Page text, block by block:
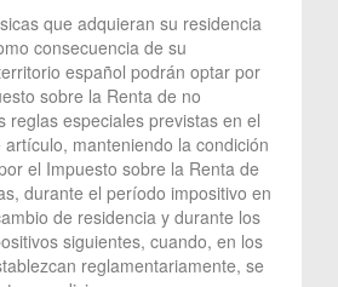
que adquieran su residencia
consecuencia de su
español podrán optar por
sobre la Renta de no
reglas especiales previstas en el
manteniendo la condición
el Impuesto sobre la Renta de
durante el período impositivo en
de residencia y durante los
siguientes, cuando, en los
reglamentariamente, se